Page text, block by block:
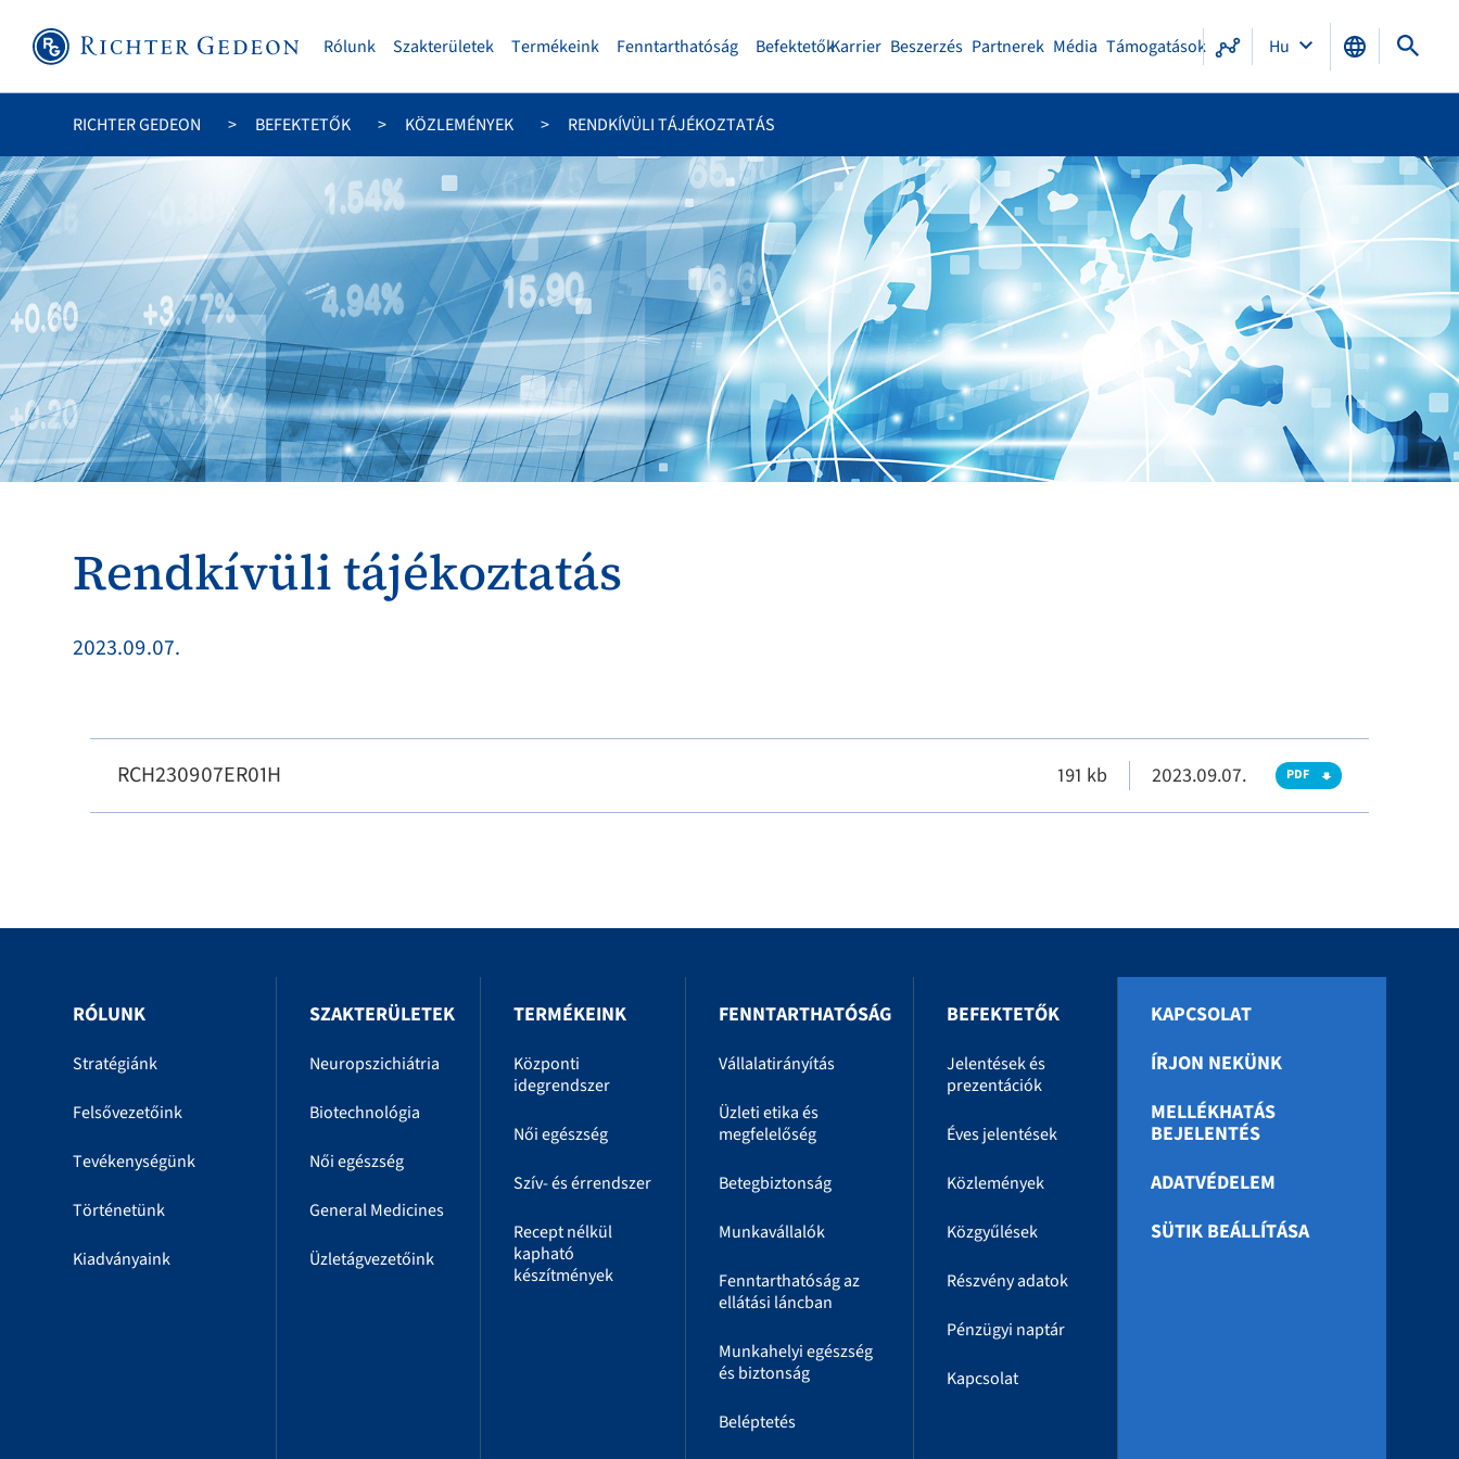
Rólunk Szakterületek Termékeink Fenntarthatóság BefektetőkKarrier Beszerzés Partnerek Média Támogatások Hu
RICHTER GEDEON BEFEKTETŐK KÖZLEMÉNYEK RENDKÍVÜLI TÁJÉKOZTATÁS
Rendkívüli tájékoztatás
2023.09.07.
RCH230907ER01H 191 kb 2023.09.07. PDF
RÓLUNK
Stratégiánk
Felsővezetőink
Tevékenységünk
Történetünk
Kiadványaink
SZAKTERÜLETEK
Neuropszichiátria
Biotechnológia
Női egészség
General Medicines
Üzletágvezetőink
TERMÉKEINK
Központi
idegrendszer
Női egészség
Szív- és érrendszer
Recept nélkül
kapható
készítmények
FENNTARTHATÓSÁG
Vállalatirányítás
Üzleti etika és
megfelelőség
Betegbiztonság
Munkavállalók
Fenntarthatóság az
ellátási láncban
Munkahelyi egészség
és biztonság
Beléptetés
BEFEKTETŐK
Jelentések és
prezentációk
Éves jelentések
Közlemények
Közgyűlések
Részvény adatok
Pénzügyi naptár
Kapcsolat
KAPCSOLAT
ÍRJON NEKÜNK
MELLÉKHATÁS
BEJELENTÉS
ADATVÉDELEM
SÜTIK BEÁLLÍTÁSA